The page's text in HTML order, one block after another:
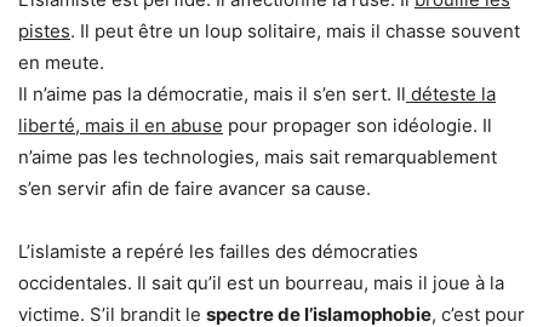
pistes. Il peut être un loup solitaire, mais il chasse souvent
en meute.
Il n’aime pas la démocratie, mais il s’en sert. Il déteste la
liberté, mais il en abuse pour propager son idéologie. Il
n’aime pas les technologies, mais sait remarquablement
s’en servir afin de faire avancer sa cause.
L’islamiste a repéré les failles des démocraties
occidentales. Il sait qu’il est un bourreau, mais il joue à la
victime. S’il brandit le spectre de l’islamophobie, c’est pour